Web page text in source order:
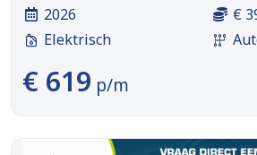
2026
Elektrisch
€
€ 619 p/m